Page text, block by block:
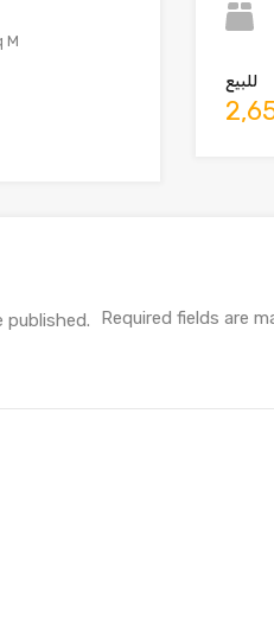
M
للبيع
published. Required fields are